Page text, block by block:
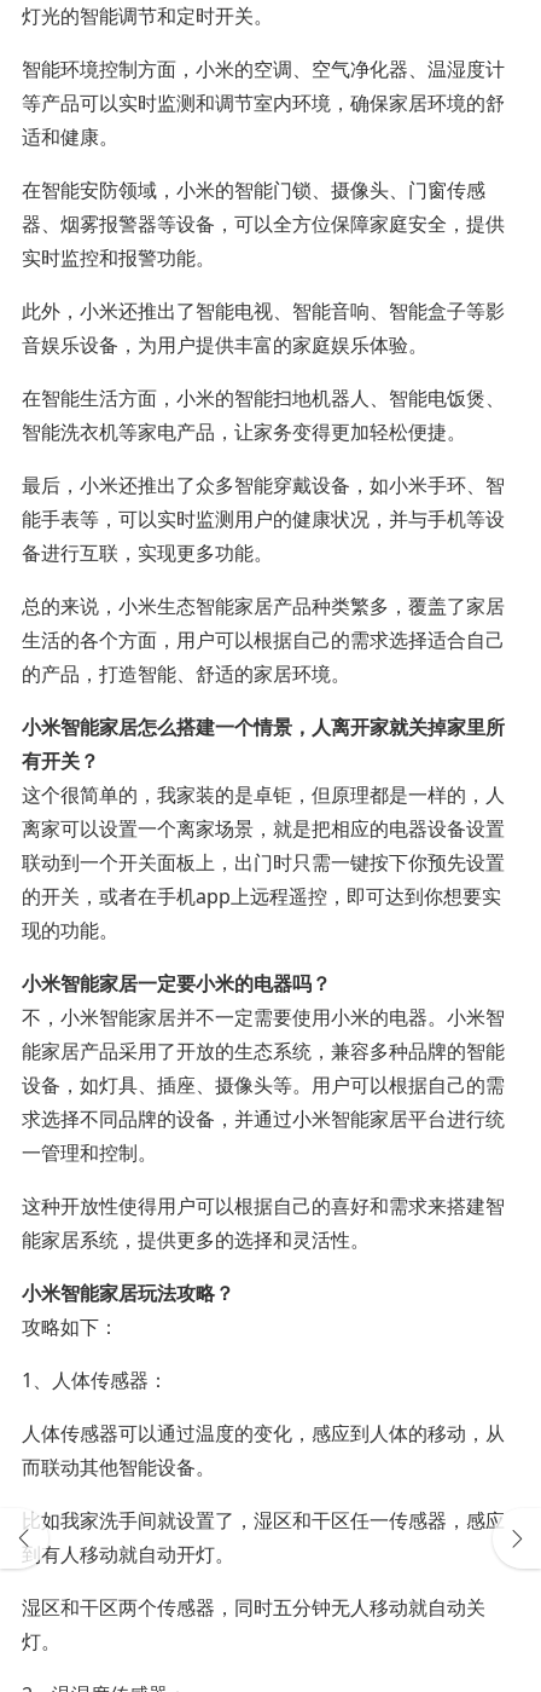
灯光的智能调节和定时开关。
智能环境控制方面，小米的空调、空气净化器、温湿度计
等产品可以实时监测和调节室内环境，确保家居环境的舒
适和健康。
在智能安防领域，小米的智能门锁、摄像头、门窗传感
器、烟雾报警器等设备，可以全方位保障家庭安全，提供
实时监控和报警功能。
此外，小米还推出了智能电视、智能音响、智能盒子等影
音娱乐设备，为用户提供丰富的家庭娱乐体验。
在智能生活方面，小米的智能扫地机器人、智能电饭煲、
智能洗衣机等家电产品，让家务变得更加轻松便捷。
最后，小米还推出了众多智能穿戴设备，如小米手环、智
能手表等，可以实时监测用户的健康状况，并与手机等设
备进行互联，实现更多功能。
总的来说，小米生态智能家居产品种类繁多，覆盖了家居
生活的各个方面，用户可以根据自己的需求选择适合自己
的产品，打造智能、舒适的家居环境。
小米智能家居怎么搭建一个情景，人离开家就关掉家里所
有开关？
这个很简单的，我家装的是卓钜，但原理都是一样的，人
离家可以设置一个离家场景，就是把相应的电器设备设置
联动到一个开关面板上，出门时只需一键按下你预先设置
的开关，或者在手机app上远程遥控，即可达到你想要实
现的功能。
小米智能家居一定要小米的电器吗？
不，小米智能家居并不一定需要使用小米的电器。小米智
能家居产品采用了开放的生态系统，兼容多种品牌的智能
设备，如灯具、插座、摄像头等。用户可以根据自己的需
求选择不同品牌的设备，并通过小米智能家居平台进行统
一管理和控制。
这种开放性使得用户可以根据自己的喜好和需求来搭建智
能家居系统，提供更多的选择和灵活性。
小米智能家居玩法攻略？
攻略如下：
1、人体传感器：
人体传感器可以通过温度的变化，感应到人体的移动，从
而联动其他智能设备。
比如我家洗手间就设置了，湿区和干区任一传感器，感应
到有人移动就自动开灯。
湿区和干区两个传感器，同时五分钟无人移动就自动关
灯。